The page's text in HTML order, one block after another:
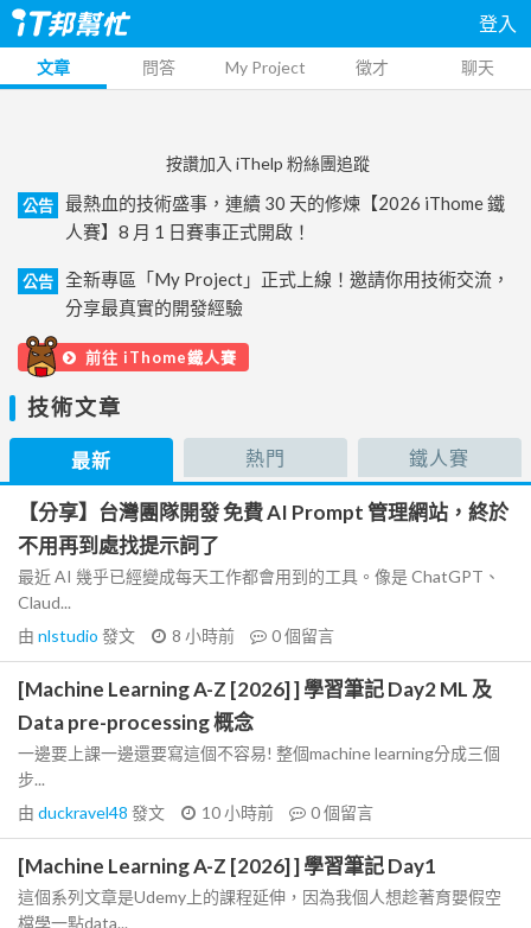
登入
文章 問答 My Project 徵才 聊天
按讚加入 iThelp 粉絲團追蹤
公告
最熱血的技術盛事，連續 30 天的修煉【2026 iThome 鐵
人賽】8 月 1 日賽事正式開啟！
公告
全新專區「My Project」正式上線！邀請你用技術交流，
分享最真實的開發經驗
前往 iThome鐵人賽
技術文章
最新 熱門 鐵人賽
【分享】台灣團隊開發 免費 AI Prompt 管理網站，終於
不用再到處找提示詞了
最近 AI 幾乎已經變成每天工作都會用到的工具。像是 ChatGPT、
Claud...
由 nlstudio 發文 8 小時前 0個留言
[Machine Learning A-Z [2026] ] 學習筆記 Day2 ML 及
Data pre-processing 概念
一邊要上課一邊還要寫這個不容易! 整個machine learning分成三個
步...
由 duckravel48 發文 10 小時前 0個留言
[Machine Learning A-Z [2026] ] 學習筆記 Day1
這個系列文章是Udemy上的課程延伸，因為我個人想趁著育嬰假空
檔學一點data...